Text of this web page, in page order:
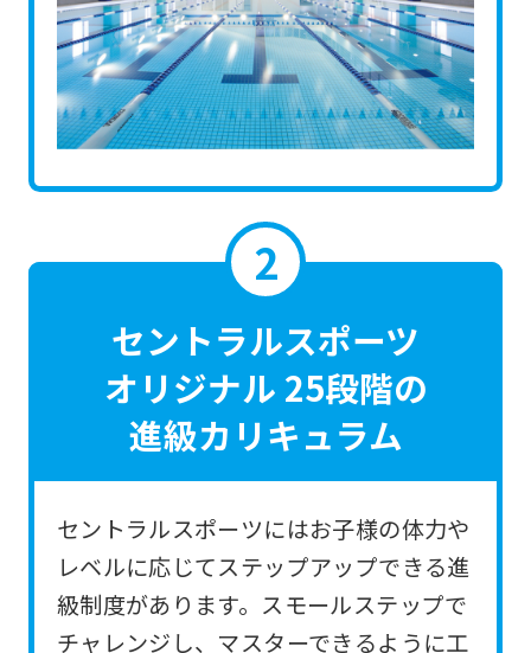
セントラルスポーツ
オリジナル 25段階の
進級カリキュラム
セントラルスポーツにはお子様の体力や
レベルに応じてステップアップできる進
級制度があります。スモールステップで
チャレンジし、マスターできるように工
into
English.
Click
the
(start
automatic
translation)
to
return
to
the
page.
However,
if